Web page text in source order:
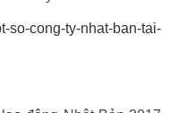
so-cong-ty-nhat-ban-tai-